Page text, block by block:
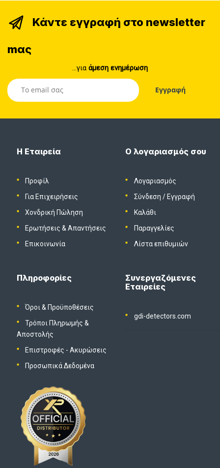
Κάντε εγγραφή στο newsletter
mας
...για άμεση ενημέρωση
Η Εταιρεία
Προφίλ
Για Επιχειρήσεις
Χονδρική Πώληση
Ερωτήσεις & Απαντήσεις
Επικοινωνία
Ο λογαριασμός σου
Λογαριασμός
Σύνδεση / Εγγραφή
Καλάθι
Παραγγελίες
Λίστα επιθυμιών
Πληροφορίες
Όροι & Προϋποθέσεις
Τρόποι Πληρωμής &
Αποστολής
Επιστροφές - Ακυρώσεις
Προσωπικά Δεδομένα
Συνεργαζόμενες
Εταιρείες
gdi-detectors.com